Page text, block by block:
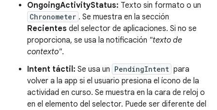
OngoingActivityStatus: Texto sin formato o un
Chronometer . Se muestra en la sección
Recientes del selector de aplicaciones. Si no se
proporciona, se usa la notificación "texto de
contexto".
Intent táctil: Se usa un PendingIntent para
volver a la app si el usuario presiona el ícono de la
actividad en curso. Se muestra en la cara de reloj o
en el elemento del selector. Puede ser diferente del